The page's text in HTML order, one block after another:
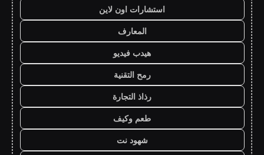
استشارات اون لاين
المعارف
هيدب فيديو
رمح التقنية
رذاذ التجارة
طعم وكيف
شهود نت